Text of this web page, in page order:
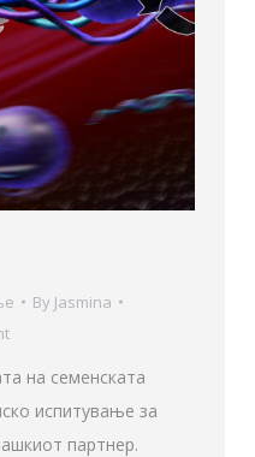
By Jasmina
на семенската
испитување за
партнер.